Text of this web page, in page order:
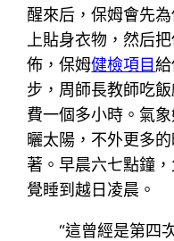
醒來后，保姆會先
上貼身衣物，然后
佈，保姆健檢項目
步，周師長教師吃
費一個多小時。氣
曬太陽，不外更多
著。早晨六七點鐘
覺睡到越日凌晨。
“這曾經是第四